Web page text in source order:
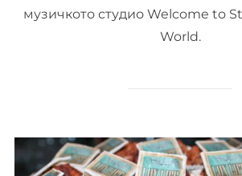
музичкото студио Welcome to
World.